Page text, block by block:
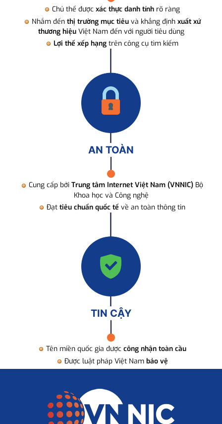
Chủ thể được xác thực danh tính rõ ràng
Nhắm đến thị trường mục tiêuvà khẳng định xuất xứ
thương hiệuViệt Nam đến với người tiêu dùng
Lợi thế xếp hạng trên công cụ tìm kiếm
AN TOÀN
Cung cấp bởi Trung tâm Internet Việt Nam (VNNIC) Bộ
Khoa học và Công nghệ
Đạt tiêu chuẩn quốc tế về an toàn thông tin
TIN CẬY
Tên miền quốc gia được công nhận toàn cầu
Được luật pháp Việt Nam bảo vệ